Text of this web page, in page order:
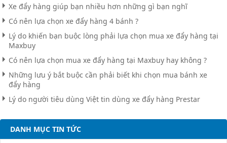
Xe đẩy hàng giúp bạn nhiều hơn những gì bạn nghĩ
Có nên lựa chọn xe đẩy hàng 4 bánh ?
Lý do khiến bạn buộc lòng phải lựa chọn mua xe đẩy hàng tại
Maxbuy
Có nên lựa chọn mua xe đẩy hàng tại Maxbuy hay không ?
Những lưu ý bắt buộc cần phải biết khi chọn mua bánh xe
đẩy hàng
Lý do người tiêu dùng Việt tin dùng xe đẩy hàng Prestar
DANH MỤC TIN TỨC